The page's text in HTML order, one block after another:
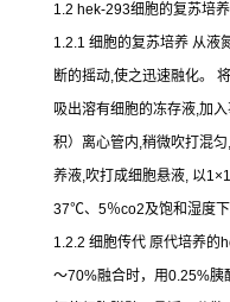
1.2 hek-293细胞的复苏培养
1.2.1 细胞的复苏培养 从液
断的摇动,使之迅速融化。
吸出溶有细胞的冻存液,加
积）离心管内,稍微吹打混匀,
养液,吹打成细胞悬液, 以
37℃、 5％co2及饱和湿度下
1.2.2 细胞传代 原代培养的
～70%融合时，用0.25%胰